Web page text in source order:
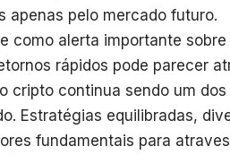
apenas pelo mercado futuro.
como alerta importante
rápidos pode parecer
cripto continua sendo um
Estratégias equilibradas,
fundamentais para